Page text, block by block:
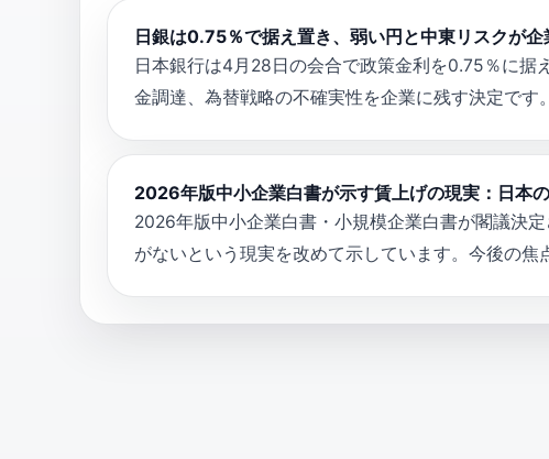
日銀は0.75％で据え置き、弱い円と中東リスクが
日本銀行は4月28日の会合で政策金利を0.75％に据
金調達、為替戦略の不確実性を企業に残す決定です。
2026年版中小企業白書が示す賃上げの現実：日本
2026年版中小企業白書・小規模企業白書が閣議決
がないという現実を改めて示しています。今後の焦